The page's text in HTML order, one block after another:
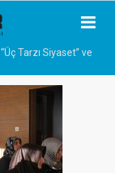
“Üç Tarzı Siyaset” ve